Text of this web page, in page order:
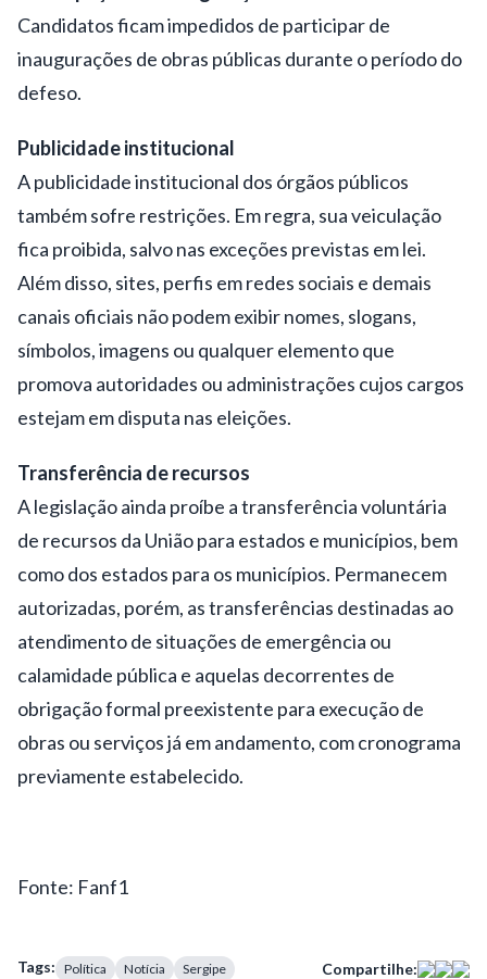
Candidatos ficam impedidos de participar de
inaugurações de obras públicas durante o período do
defeso.
Publicidade institucional
A publicidade institucional dos órgãos públicos
também sofre restrições. Em regra, sua veiculação
fica proibida, salvo nas exceções previstas em lei.
Além disso, sites, perfis em redes sociais e demais
canais oficiais não podem exibir nomes, slogans,
símbolos, imagens ou qualquer elemento que
promova autoridades ou administrações cujos cargos
estejam em disputa nas eleições.
Transferência de recursos
A legislação ainda proíbe a transferência voluntária
de recursos da União para estados e municípios, bem
como dos estados para os municípios. Permanecem
autorizadas, porém, as transferências destinadas ao
atendimento de situações de emergência ou
calamidade pública e aquelas decorrentes de
obrigação formal preexistente para execução de
obras ou serviços já em andamento, com cronograma
previamente estabelecido.
Fonte: Fanf1
Tags: Política Notícia Sergipe Compartilhe: